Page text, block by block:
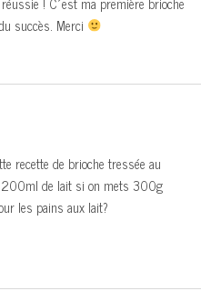
succès. Merci
recette de brioche tressée au
200ml de lait si on mets 300g
les pains aux lait?